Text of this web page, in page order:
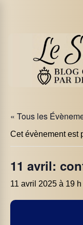
« Tous les
Cet évènement est
11 avril:
11 avril 2025 à 19